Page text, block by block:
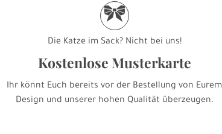
r
Die Katze im Sack? Nicht bei uns!
Kostenlose Musterkarte
Ihr könnt Euch bereits vor der Bestellung von Eurem
Design und unserer hohen Qualität überzeugen.